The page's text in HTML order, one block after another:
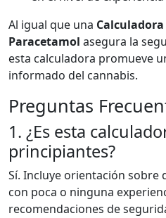
Al igual que una
Paracetamol asegura la
esta calculadora promueve
informado del cannabis.
Preguntas
1. ¿Es esta
principiantes?
Sí. Incluye orientación sobre
con poca o ninguna
recomendaciones de